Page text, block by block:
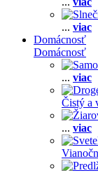
... viac
Domácnosť
Domácnosť
... viac
Čistý a
... viac